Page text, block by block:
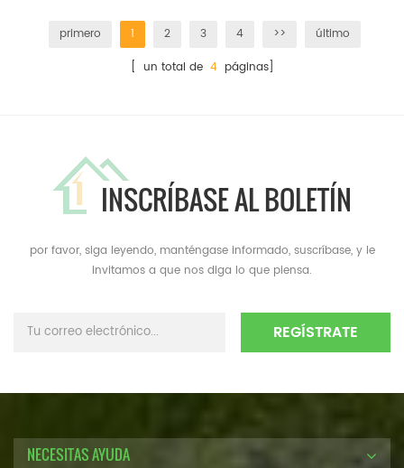
primero 1 2 3 4 >>
último
[ un total de 4páginas]
INSCRÍBASE AL BOLETÍN
por favor, siga leyendo, manténgase informado, suscríbase, y le
invitamos a que nos diga lo que piensa.
NECESITAS AYUDA